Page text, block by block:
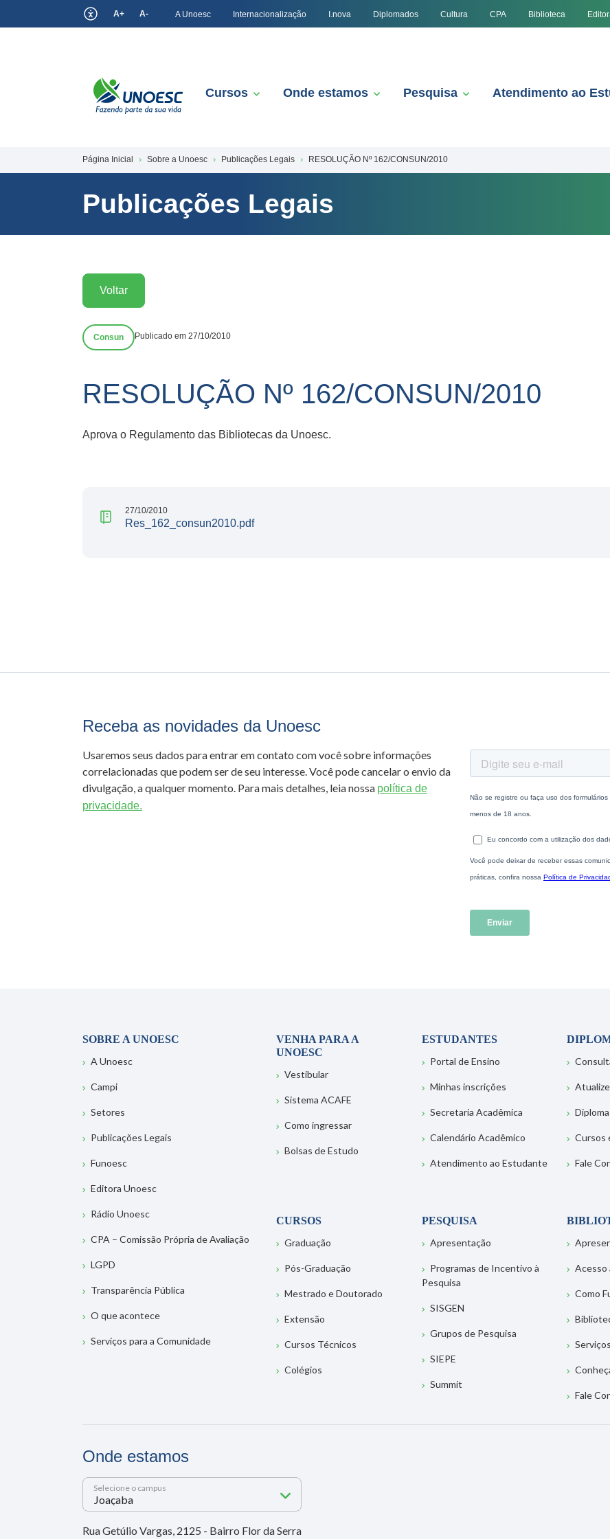
A+ A- A Unoesc Internacionalização I.nova Diplomados Cultura CPA Biblioteca
Cursos Onde estamos Pesquisa Atendimento ao
Página Inicial Sobre a Unoesc Publicações Legais RESOLUÇÃO Nº 162/CONSUN/2010
Publicações Legais
Voltar
Consun Publicado em 27/10/2010
RESOLUÇÃO Nº 162/CONSUN/2010
Aprova o Regulamento das Bibliotecas da Unoesc.
27/10/2010
Res_162_consun2010.pdf
Receba as novidades da Unoesc
Usaremos seus dados para entrar em contato com você sobre informações
correlacionadas que podem ser de seu interesse. Você pode cancelar o envio da
divulgação, a qualquer momento. Para mais detalhes, leia nossa política de
privacidade.
SOBRE A UNOESC
A Unoesc
Campi
Setores
Publicações Legais
Funoesc
Editora Unoesc
Rádio Unoesc
CPA – Comissão Própria de Avaliação
LGPD
Transparência Pública
O que acontece
Serviços para a Comunidade
VENHA PARA A
UNOESC
Vestibular
Sistema ACAFE
Como ingressar
Bolsas de Estudo
ESTUDANTES
Portal de Ensino
Minhas inscrições
Secretaria Acadêmica
Calendário Acadêmico
Atendimento ao Estudante
Cursos
Fale
CURSOS
Graduação
Pós-Graduação
Mestrado e Doutorado
Extensão
Cursos Técnicos
Colégios
PESQUISA
Apresentação
Programas de Incentivo à
Pesquisa
SISGEN
Grupos de Pesquisa
SIEPE
Summit
Acesso
Como
Serviços
Fale
Onde estamos
Selecione o campus
Rua Getúlio Vargas, 2125 - Bairro Flor da Serra